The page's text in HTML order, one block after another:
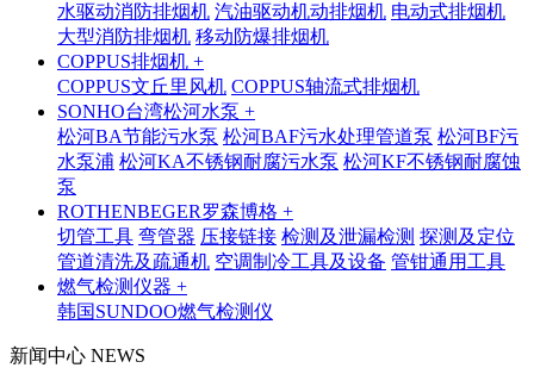
水驱动消防排烟机 汽油驱动机动排烟机 电动式排烟机
大型消防排烟机 移动防爆排烟机
COPPUS排烟机 +
COPPUS文丘里风机 COPPUS轴流式排烟机
SONHO台湾松河水泵 +
松河BA节能污水泵 松河BAF污水处理管道泵 松河BF污
水泵浦 松河KA不锈钢耐腐污水泵 松河KF不锈钢耐腐蚀
泵
ROTHENBEGER罗森博格 +
切管工具 弯管器 压接链接 检测及泄漏检测 探测及定位
管道清洗及疏通机 空调制冷工具及设备 管钳通用工具
燃气检测仪器 +
韩国SUNDOO燃气检测仪
新闻中心 NEWS